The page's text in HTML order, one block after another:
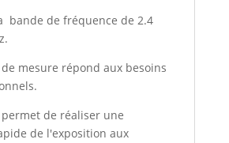
bande de fréquence de 2.4
mesure répond aux besoins
de réaliser une
de l'exposition aux